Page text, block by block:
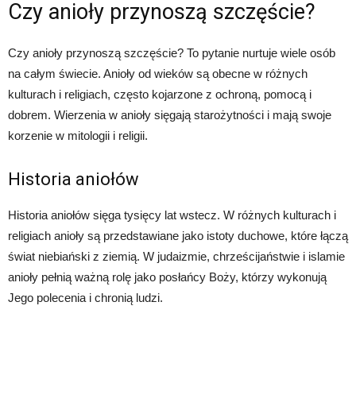
Czy anioły przynoszą szczęście?
Czy anioły przynoszą szczęście? To pytanie nurtuje wiele osób
na całym świecie. Anioły od wieków są obecne w różnych
kulturach i religiach, często kojarzone z ochroną, pomocą i
dobrem. Wierzenia w anioły sięgają starożytności i mają swoje
korzenie w mitologii i religii.
Historia aniołów
Historia aniołów sięga tysięcy lat wstecz. W różnych kulturach i
religiach anioły są przedstawiane jako istoty duchowe, które łączą
świat niebiański z ziemią. W judaizmie, chrześcijaństwie i islamie
anioły pełnią ważną rolę jako posłańcy Boży, którzy wykonują
Jego polecenia i chronią ludzi.